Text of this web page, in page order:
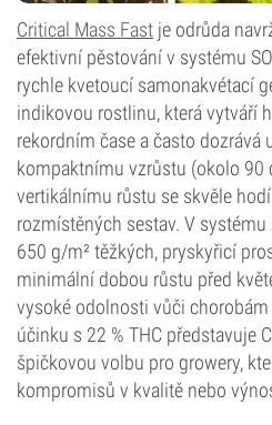
Critical Mass Fast je odrůda
efektivní pěstování v systému
rychle kvetoucí samonakvétací
indikovou rostlinu, která vytváří
rekordním čase a často dozrává
kompaktnímu vzrůstu (okolo 90
vertikálnímu růstu se skvěle
rozmístěných sestav. V systému
650 g/m² těžkých, pryskyřicí
minimální dobou růstu před
vysoké odolnosti vůči
účinku s 22 % THC představuje
špičkovou volbu pro growery,
kompromisů v kvalitě nebo